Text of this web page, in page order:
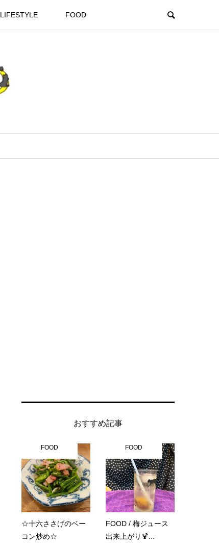
LIFESTYLE FOOD
おすすめ記事
FOOD
☆十六ささげのベー
コン炒め☆
FOOD
FOOD / 梅ジュース
出来上がり🍹...